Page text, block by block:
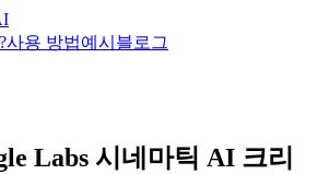
사용 방법예시 블로그
Labs 시네마틱 AI 크리